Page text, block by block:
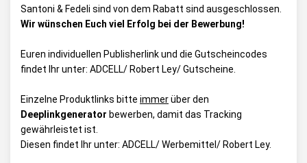
Santoni & Fedeli sind von dem Rabatt sind ausgeschlossen.
Wir wünschen Euch viel Erfolg bei der Bewerbung!
Euren individuellen Publisherlink und die Gutscheincodes
findet Ihr unter: ADCELL/ Robert Ley/ Gutscheine
Einzelne Produktlinks bitte immerüber den
Deeplinkgenerator bewerben, damit das Tracking
gewährleistet ist.
Diesen findet Ihr unter: ADCELL/ Werbemittel/ Robert Ley.